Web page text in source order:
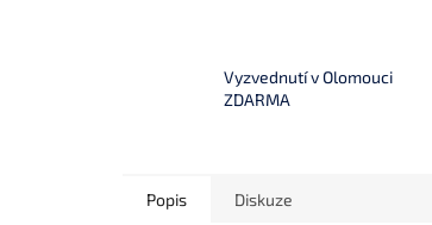
Vyzvednutí v Olomouci
ZDARMA
Popis Diskuze